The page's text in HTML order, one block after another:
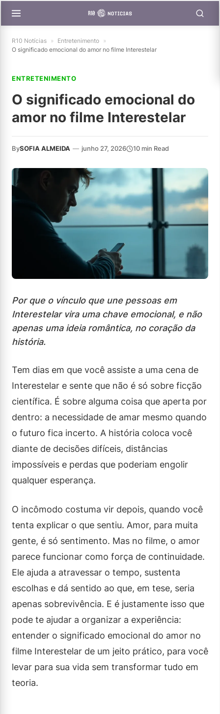
R10 Notícias » Entretenimento »
O significado emocional do amor no filme Interestelar
ENTRETENIMENTO
O significado emocional do
amor no filme Interestelar
BySOFIA ALMEIDA — junho 27, 2026 10 min Read
Por que o vínculo que une pessoas em
Interestelar vira uma chave emocional, e não
apenas uma ideia romântica, no coração da
história.
Tem dias em que você assiste a uma cena de
Interestelar e sente que não é só sobre ficção
científica. É sobre alguma coisa que aperta por
dentro: a necessidade de amar mesmo quando
o futuro fica incerto. A história coloca você
diante de decisões difíceis, distâncias
impossíveis e perdas que poderiam engolir
qualquer esperança.
O incômodo costuma vir depois, quando você
tenta explicar o que sentiu. Amor, para muita
gente, é só sentimento. Mas no filme, o amor
parece funcionar como força de continuidade.
Ele ajuda a atravessar o tempo, sustenta
escolhas e dá sentido ao que, em tese, seria
apenas sobrevivência. E é justamente isso que
pode te ajudar a organizar a experiência:
entender o significado emocional do amor no
filme Interestelar de um jeito prático, para você
levar para sua vida sem transformar tudo em
teoria.